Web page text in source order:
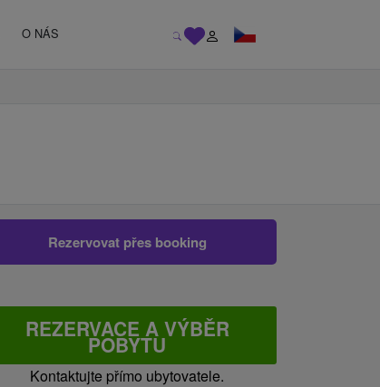
O NÁS
Rezervovat přes booking
REZERVACE A VÝBĚR
POBYTU
Kontaktujte přímo ubytovatele.